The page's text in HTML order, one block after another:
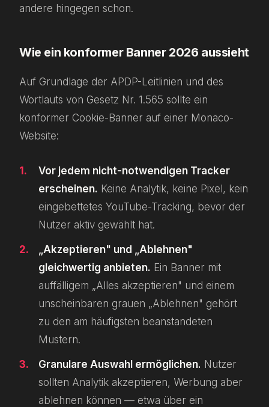
andere hingegen schon.
Wie ein konformer Banner 2026 aussieht
Auf Grundlage der APDP-Leitlinien und des
Wortlauts von Gesetz Nr. 1.565 sollte ein
konformer Cookie-Banner auf einer Monaco-
Website:
Vor jedem nicht-notwendigen Tracker
erscheinen. Keine Analytik, keine Pixel, kein
eingebettetes YouTube-Tracking, bevor der
Nutzer aktiv gewählt hat.
„Akzeptieren" und „Ablehnen"
gleichwertig anbieten. Ein Banner mit
auffälligem „Alles akzeptieren" und einem
unscheinbaren grauen „Ablehnen" gehört
zu den am häufigsten beanstandeten
Mustern.
Granulare Auswahl ermöglichen. Nutzer
sollten Analytik akzeptieren, Werbung aber
ablehnen können — etwa über ein